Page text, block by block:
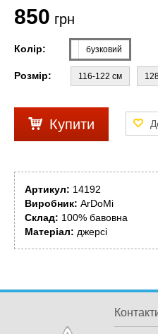
850 грн
Колір: бузковий
Розмір: 116-122 см
Купити
Артикул: 14192
Виробник: ArDoMi
Склад: 100% бавовна
Матеріал: джерсі